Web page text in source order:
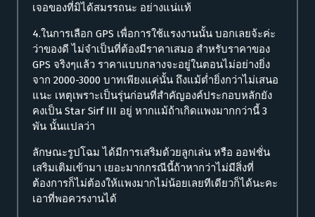
เจอของที่มิได้สมรรถนะ อย่างแน่แท้
4.ในการเลือก GPS เพื่อการใช้แรงงานนั้น บอกเลยจ้ะค่ะ
ว่าของดี ไม่จำเป็นที่ต้องมีราคาเสมอ สำหรับราคาของ
GPS จริงๆแล้ว ราคาแบบกลางจะอยู่ในตอนไม่อย่างยิ่ง
จาก 2000-3000 บาทเพียงแค่นั้น ถึงแม้ต่ำยิ่งกว่าไม่เสนอ
แนะ เหตุเพราะเป็นรุ่นก่อนที่สำคัญองค์ประกอบหลักยัง
คงเป็น Star Sirf III อยู่ หากแม้ถ้าเกิดแพงมากกว่านี้ 3
พัน นั้นแปลว่า
ลักษณะรูปโฉม ได้มีการเสริมด้วยลูกเล่น หรือ ออฟชั่น
เสริมเติมเข้ามา เยอะมากกรณีนี้ถ้าหากว่าไม่มีสิ่งที่
ต้องการก็ไม่ต้องให้แพงมากไม่น้อยเลยทีเดียวก็ได้นะคะ
เอาที่พอควรงานได้